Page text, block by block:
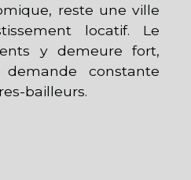
reste une ville
locatif. Le
y demeure fort,
constante
bailleurs.